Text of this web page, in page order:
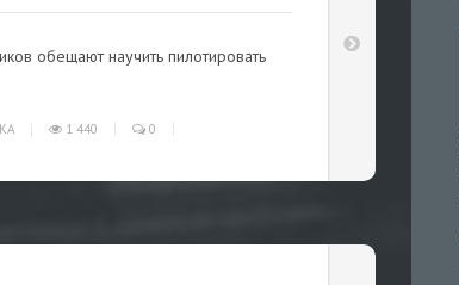
обещают научить пилотировать
1 440 0